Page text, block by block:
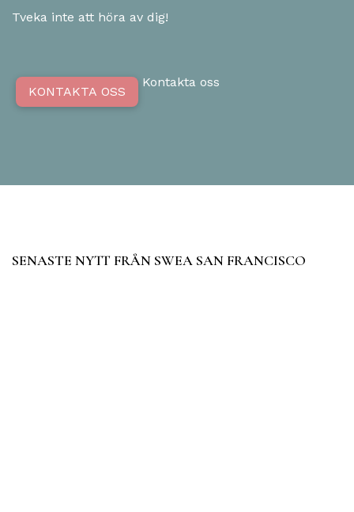
Tveka inte att höra av dig!
KONTAKTA OSS
Kontakta oss
SENASTE NYTT FRÅN SWEA SAN FRANCISCO